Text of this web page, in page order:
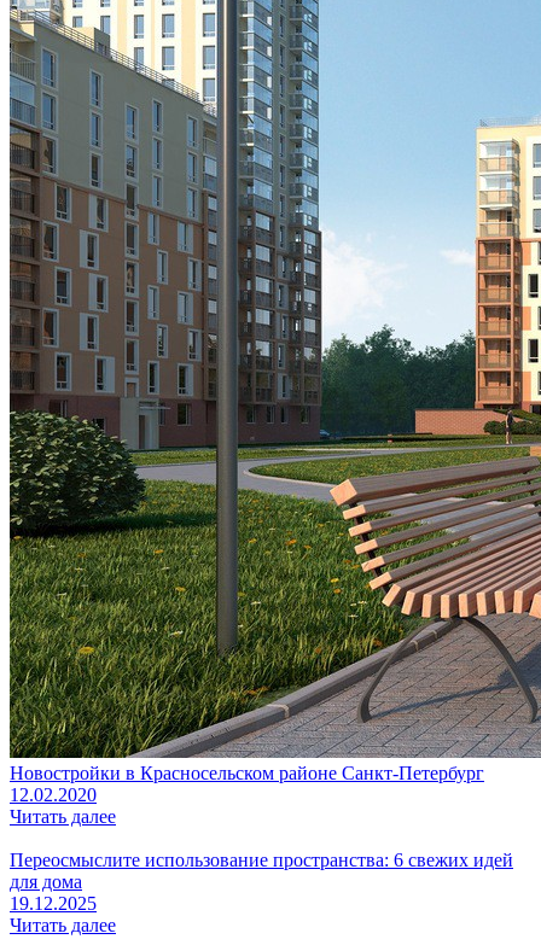
Новостройки в Красносельском районе Санкт-Петербург
12.02.2020
Читать далее
Переосмыслите использование пространства: 6 свежих идей
для дома
19.12.2025
Читать далее